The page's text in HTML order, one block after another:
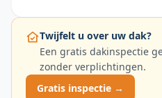
Twijfelt u over uw dak?
Een gratis dakinspectie
zonder verplichtingen.
Gratis inspectie →